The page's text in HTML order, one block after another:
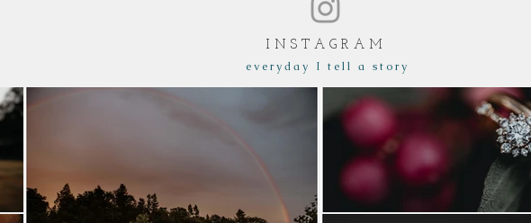
I N S T A G R A M
e v e r y d a y I t e l l a s t o r y